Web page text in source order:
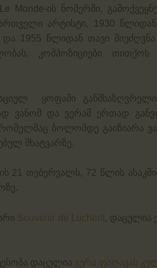
Monde-ის ნომერში,
არტისტი, 1930
1955 წლიდან თავი მიუძღვნა
კომპოზიციები თითქოს
ყოფაში
ვანომ და ვერამ ერთად
ბოლომდე გაიზიარა
მხატვარზე.
21 თებერვალს, 72 წლის
Souvenir de Luchent, დაცულია
დაცულია ვერა ფაღავას